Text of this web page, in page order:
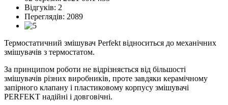
Відгуків: 2
Переглядів: 2089
Термостатичний змішувач Perfekt відноситься до механічних
змішувачів з термостатом.
За принципом роботи не відрізняється від більшості
змішувачів різних виробників, проте завдяки керамічному
запірного клапану і пластиковому корпусу змішувачі
PERFEKT надійні і довговічні.